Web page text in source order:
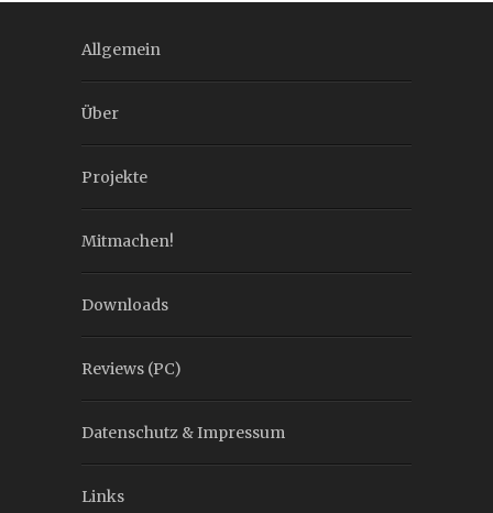
Allgemein
Über
Projekte
Mitmachen!
Downloads
Reviews (PC)
Datenschutz & Impressum
Links